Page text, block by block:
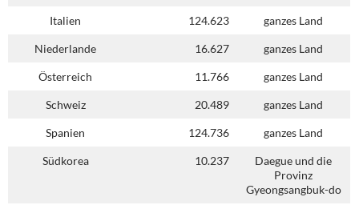
Italien 124.623 ganzes Land
Niederlande 16.627 ganzes Land
Österreich 11.766 ganzes Land
Schweiz 20.489 ganzes Land
Spanien 124.736 ganzes Land
Südkorea 10.237
Daegue und die
Provinz
Gyeongsangbuk-do